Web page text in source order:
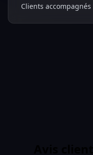
Clients accompagnés